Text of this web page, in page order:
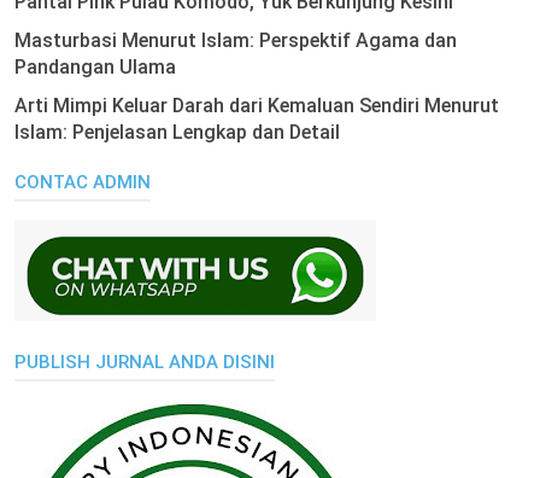
Masturbasi Menurut Islam: Perspektif Agama dan
Pandangan Ulama
Arti Mimpi Keluar Darah dari Kemaluan Sendiri Menurut
Islam: Penjelasan Lengkap dan Detail
CONTAC ADMIN
PUBLISH JURNAL ANDA DISINI